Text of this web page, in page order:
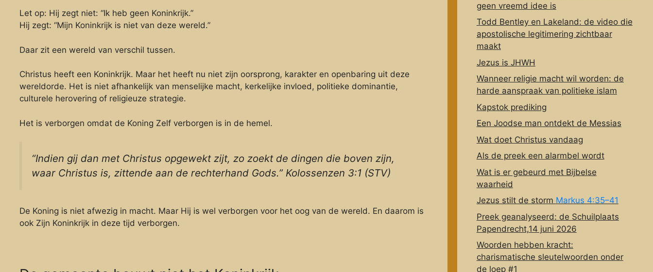
Let op: Hij zegt niet: “Ik heb geen Koninkrijk.”
Hij zegt: “Mijn Koninkrijk is niet van deze wereld.”
Daar zit een wereld van verschil tussen.
Christus heeft een Koninkrijk. Maar het heeft nu niet zijn oorsprong, karakter en openbaring uit deze
wereldorde. Het is niet afhankelijk van menselijke macht, kerkelijke invloed, politieke dominantie,
culturele herovering of religieuze strategie.
Het is verborgen omdat de Koning Zelf verborgen is in de hemel.
“Indien gij dan met Christus opgewekt zijt, zo zoekt de dingen die boven zijn,
waar Christus is, zittende aan de rechterhand Gods.” Kolossenzen 3:1 (STV)
De Koning is niet afwezig in macht. Maar Hij is wel verborgen voor het oog van de wereld. En daarom is
ook Zijn Koninkrijk in deze tijd verborgen.
geen vreemd idee is
Todd Bentley en Lakeland: de video die
apostolische legitimering zichtbaar
maakt
Jezus is JHWH
Wanneer religie macht wil worden: de
harde aanspraak van politieke islam
Kapstok prediking
Een Joodse man ontdekt de Messias
Wat doet Christus vandaag
Als de preek een alarmbel wordt
Wat is er gebeurd met Bijbelse
waarheid
Jezus stilt de storm Markus 4:35–41
Preek geanalyseerd: de Schuilplaats
Papendrecht,14 juni 2026
Woorden hebben kracht:
charismatische sleutelwoorden onder
de loep #1